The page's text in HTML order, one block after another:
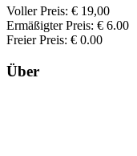
Voller Preis: € 19,00
Ermäßigter Preis: € 6.00
Freier Preis: € 0.00
Über